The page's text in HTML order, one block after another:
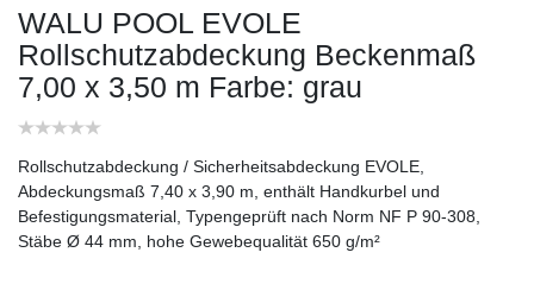
WALU POOL EVOLE
Rollschutzabdeckung Beckenmaß
7,00 x 3,50 m Farbe: grau
Rollschutzabdeckung / Sicherheitsabdeckung EVOLE,
Abdeckungsmaß 7,40 x 3,90 m, enthält Handkurbel und
Befestigungsmaterial, Typengeprüft nach Norm NF P 90-308,
Stäbe Ø 44 mm, hohe Gewebequalität 650 g/m²